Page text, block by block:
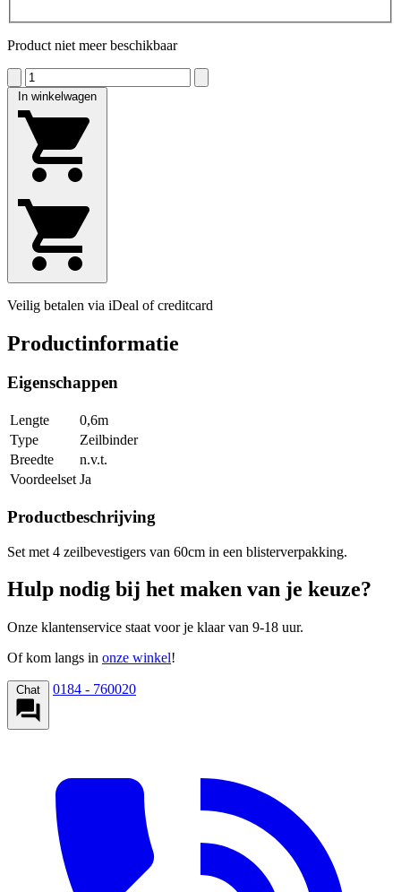
Product niet meer beschikbaar
In winkelwagen
Veilig betalen via iDeal of creditcard
Productinformatie
Eigenschappen
Lengte
0,6m
Type
Zeilbinder
Breedte
n.v.t.
Voordeelset Ja
Productbeschrijving
Set met 4 zeilbevestigers van 60cm in een blisterverpakking.
Hulp nodig bij het maken van je keuze?
Onze klantenservice staat voor je klaar van 9-18 uur.
Of kom langs in onze winkel!
Chat 0184 - 760020